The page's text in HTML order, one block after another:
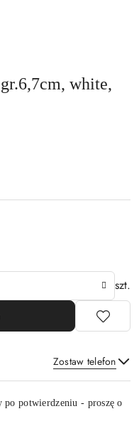
white,
szt.
Zostaw telefon
po potwierdzeniu - proszę o